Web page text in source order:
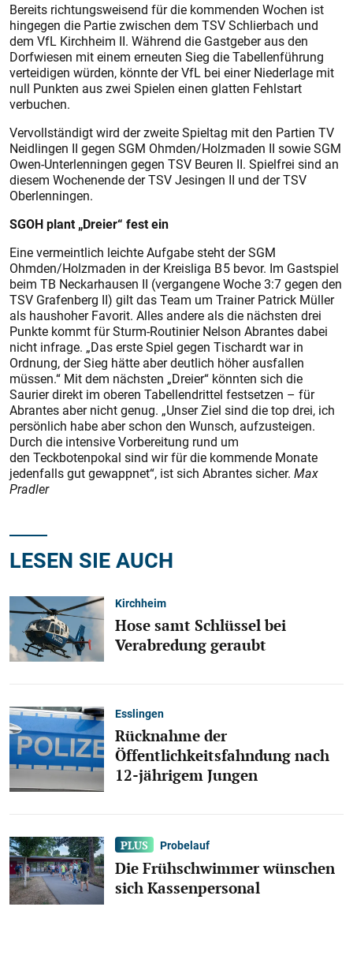
Bereits richtungsweisend für die kommenden Wochen ist
hingegen die Partie zwischen dem TSV Schlierbach und
dem VfL Kirchheim II. Während die Gastgeber aus den
Dorfwiesen mit einem erneuten Sieg die Tabellenführung
verteidigen würden, könnte der VfL bei einer Niederlage mit
null Punkten aus zwei Spielen einen glatten Fehlstart
verbuchen.
Vervollständigt wird der zweite Spieltag mit den Partien TV
Neidlingen II gegen SGM Ohmden/Holzmaden II sowie SGM
Owen-Unterlenningen gegen TSV Beuren II. Spielfrei sind an
diesem Wochenende der TSV Jesingen II und der TSV
Oberlenningen.
SGOH plant „Dreier“ fest ein
Eine vermeintlich leichte Aufgabe steht der SGM
Ohmden/Holzmaden in der Kreisliga B 5 bevor. Im Gastspiel
beim TB Neckarhausen II (vergangene Woche 3:7 gegen den
TSV Grafenberg II) gilt das Team um Trainer Patrick Müller
als haushoher Favorit. Alles andere als die nächsten drei
Punkte kommt für Sturm-Routinier Nelson Abrantes dabei
nicht infrage. „Das erste Spiel gegen Tischardt war in
Ordnung, der Sieg hätte aber deutlich höher ausfallen
müssen.“ Mit dem nächsten „Dreier“ könnten sich die
Saurier direkt im oberen Tabellendrittel festsetzen – für
Abrantes aber nicht genug. „Unser Ziel sind die top drei, ich
persönlich habe aber schon den Wunsch, aufzusteigen.
Durch die intensive Vorbereitung rund um
den Teckbotenpokal sind wir für die kommende Monate
jedenfalls gut gewappnet“, ist sich Abrantes sicher. Max
Pradler
LESEN SIE AUCH
Kirchheim
Hose samt Schlüssel bei
Verabredung geraubt
Esslingen
Rücknahme der
Öffentlichkeitsfahndung nach
12-jährigem Jungen
Probelauf
Die Frühschwimmer wünschen
sich Kassenpersonal